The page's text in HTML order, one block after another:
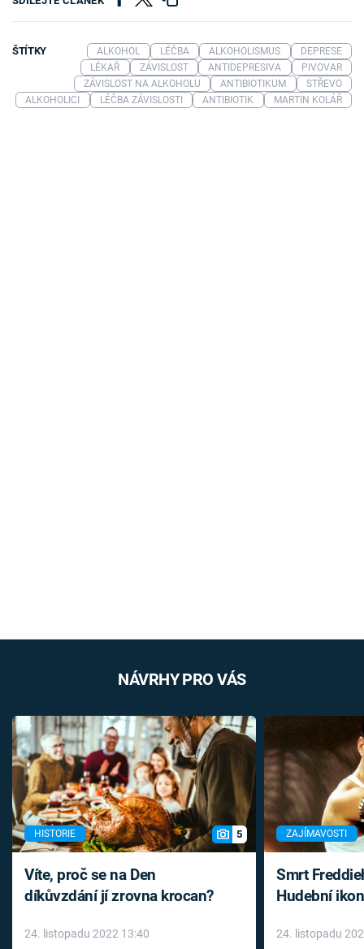
ŠTÍTKY ALKOHOL LÉČBA ALKOHOLISMUS
DEPRESE
LÉKAŘ
ZÁVISLOST ANTIDEPRESIVA
PIVOVAR
ZÁVISLOST NA ALKOHOLU
ANTIBIOTIKUM
STŘEVO
ALKOHOLICI
LÉČBA ZÁVISLOSTI ANTIBIOTIK MARTIN KOLÁŘ
NÁVRHY PRO VÁS
HISTORIE 5
Víte, proč se na Den
díkůvzdání jí zrovna krocan?
24. listopadu 2022 13:40
ZAJÍMAVOSTI
Smrt
Hudební
léky
24. listopadu